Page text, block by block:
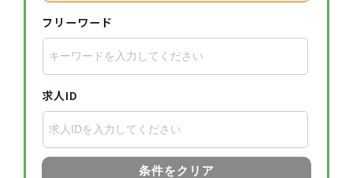
フリーワード
求人ID
条件をクリア